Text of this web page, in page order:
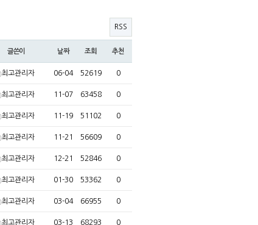
RSS
글쓴이 날짜 조회 추천
최고관리자 06-04 52619 0
최고관리자 11-07 63458 0
최고관리자 11-19 51102 0
최고관리자 11-21 56609 0
최고관리자 12-21 52846 0
최고관리자 01-30 53362 0
최고관리자 03-04 66955 0
최고관리자 03-13 68293 0